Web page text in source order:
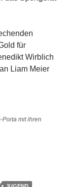
für
Wirblich
Liam Meier
mit ihren
JUGEND